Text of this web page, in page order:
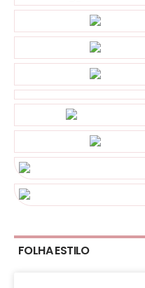
FOLHA ESTILO